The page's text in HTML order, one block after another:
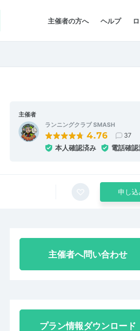
主催者の方へ ヘルプ
主催者
ランニングクラブ SMASH
4.76 37
本人確認済み 電話確
申し込
主催者へ問い合わせ
プラン情報ダウンロード